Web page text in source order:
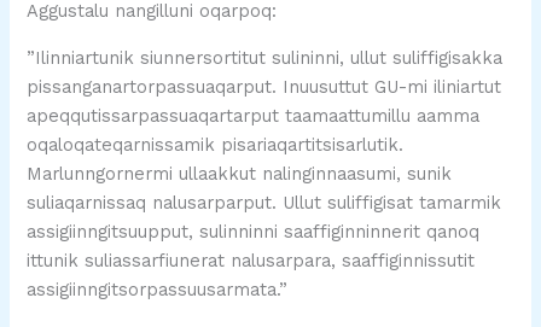
Aggustalu nangilluni oqarpoq:
”Ilinniartunik siunnersortitut sulininni, ullut suliffigisakka
pissanganartorpassuaqarput. Inuusuttut GU-mi iliniartut
apeqqutissarpassuaqartarput taamaattumillu aamma
oqaloqateqarnissamik pisariaqartitsisarlutik.
Marlunngornermi ullaakkut nalinginnaasumi, sunik
suliaqarnissaq nalusarparput. Ullut suliffigisat tamarmik
assigiinngitsuupput, sulinninni saaffiginninnerit qanoq
ittunik suliassarfiunerat nalusarpara, saaffiginnissutit
assigiinngitsorpassuusarmata.”